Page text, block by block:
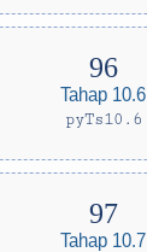
Tahap 10.6
pyTs10.6
Tahap 10.7